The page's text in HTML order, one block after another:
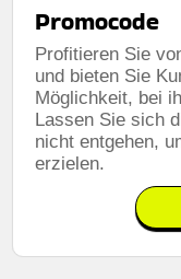
Promocode
Profitieren Sie
und bieten Sie
Möglichkeit, bei
Lassen Sie sich
nicht entgehen,
erzielen.